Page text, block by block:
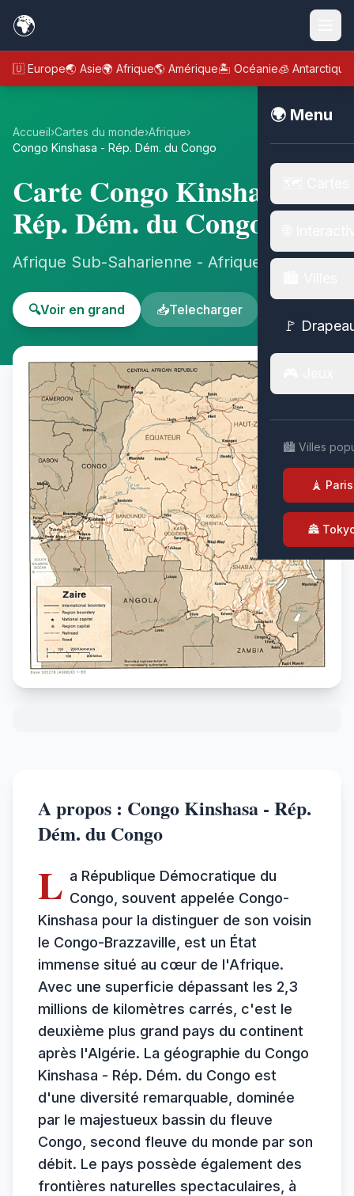
🌍
🇪🇺 Europe🌏 Asie🌍 Afrique🌎 Amérique🏝️ Océanie🧊 Antarctique
🌍 Menu
🚩
🏙️ Villes
🗼 Paris
🏯
Accueil›Cartes du monde›Afrique›
Congo Kinshasa - Rép. Dém. du Congo
Carte Congo Kinshasa -
Rép. Dém. du Congo
Afrique Sub-Saharienne - Afrique
🔍Voir en grand 📥Telecharger
A propos : Congo Kinshasa - Rép.
Dém. du Congo
L a République Démocratique du
Congo, souvent appelée Congo-
Kinshasa pour la distinguer de son voisin
le Congo-Brazzaville, est un État
immense situé au cœur de l'Afrique.
Avec une superficie dépassant les 2,3
millions de kilomètres carrés, c'est le
deuxième plus grand pays du continent
après l'Algérie. La géographie du Congo
Kinshasa - Rép. Dém. du Congo est
d'une diversité remarquable, dominée
par le majestueux bassin du fleuve
Congo, second fleuve du monde par son
débit. Le pays possède également des
frontières naturelles spectaculaires, à